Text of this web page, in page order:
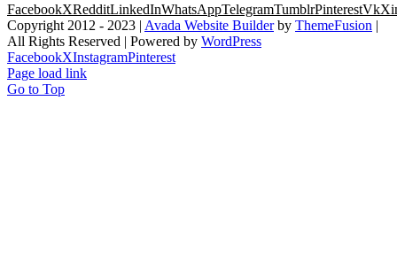
FacebookXRedditLinkedInWhatsAppTelegramTumblrPinterestVk
Copyright 2012 - 2023 | Avada Website Builderby ThemeFusion |
All Rights Reserved | Powered by WordPress
FacebookXInstagramPinterest
Page load link
Go to Top